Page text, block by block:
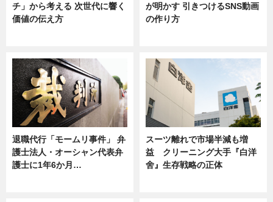
チ」から考える 次世代に響く
価値の伝え方
が明かす 引きつけるSNS動画
の作り方
退職代行「モームリ事件」 弁
護士法人・オーシャン代表弁
護士に1年6か月…
スーツ離れで市場半減も増
益 クリーニング大手『白洋
舍』生存戦略の正体